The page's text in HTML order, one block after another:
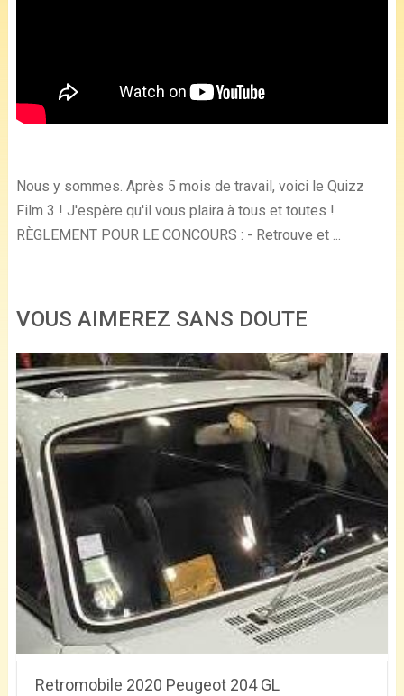
Nous y sommes. Après 5 mois de travail, voici le Quizz
Film 3 ! J'espère qu'il vous plaira à tous et toutes !
RÈGLEMENT POUR LE CONCOURS : - Retrouve et ...
VOUS AIMEREZ SANS DOUTE
Retromobile 2020 Peugeot 204 GL